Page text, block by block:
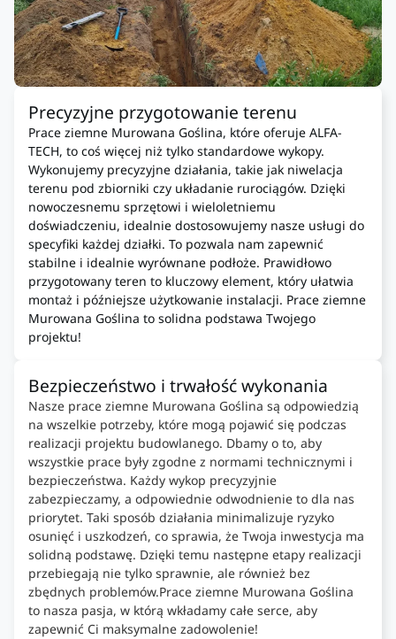
Precyzyjne przygotowanie terenu
Prace ziemne Murowana Goślina, które oferuje ALFA-
TECH, to coś więcej niż tylko standardowe wykopy.
Wykonujemy precyzyjne działania, takie jak niwelacja
terenu pod zbiorniki czy układanie rurociągów. Dzięki
nowoczesnemu sprzętowi i wieloletniemu
doświadczeniu, idealnie dostosowujemy nasze usługi do
specyfiki każdej działki. To pozwala nam zapewnić
stabilne i idealnie wyrównane podłoże. Prawidłowo
przygotowany teren to kluczowy element, który ułatwia
montaż i późniejsze użytkowanie instalacji. Prace ziemne
Murowana Goślina to solidna podstawa Twojego
projektu!
Bezpieczeństwo i trwałość wykonania
Nasze prace ziemne Murowana Goślina są odpowiedzią
na wszelkie potrzeby, które mogą pojawić się podczas
realizacji projektu budowlanego. Dbamy o to, aby
wszystkie prace były zgodne z normami technicznymi i
bezpieczeństwa. Każdy wykop precyzyjnie
zabezpieczamy, a odpowiednie odwodnienie to dla nas
priorytet. Taki sposób działania minimalizuje ryzyko
osunięć i uszkodzeń, co sprawia, że Twoja inwestycja ma
solidną podstawę. Dzięki temu następne etapy realizacji
przebiegają nie tylko sprawnie, ale również bez
zbędnych problemów.Prace ziemne Murowana Goślina
to nasza pasja, w którą wkładamy całe serce, aby
zapewnić Ci maksymalne zadowolenie!